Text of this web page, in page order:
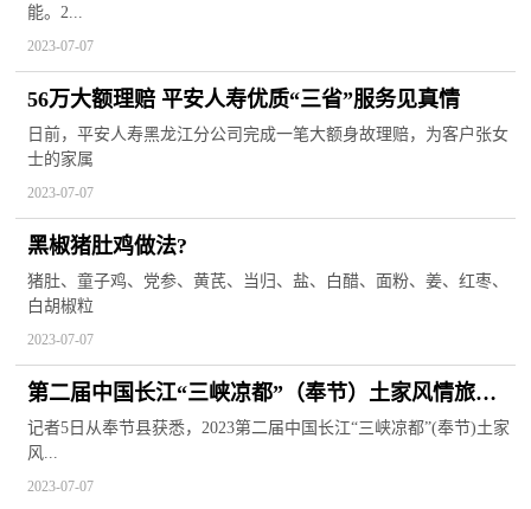
能。2...
2023-07-07
56万大额理赔 平安人寿优质“三省”服务见真情
日前，平安人寿黑龙江分公司完成一笔大额身故理赔，为客户张女
士的家属
2023-07-07
黑椒猪肚鸡做法?
猪肚、童子鸡、党参、黄芪、当归、盐、白醋、面粉、姜、红枣、
白胡椒粒
2023-07-07
第二届中国长江“三峡凉都”（奉节）土家风情旅游
文化节即将启幕
记者5日从奉节县获悉，2023第二届中国长江“三峡凉都”(奉节)土家
风...
2023-07-07